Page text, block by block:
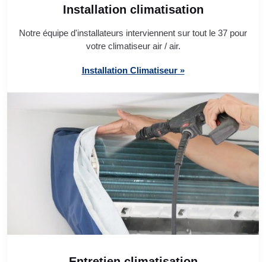
Installation climatisation
Notre équipe d'installateurs interviennent sur tout le 37 pour
votre climatiseur air / air.
Installation Climatiseur »